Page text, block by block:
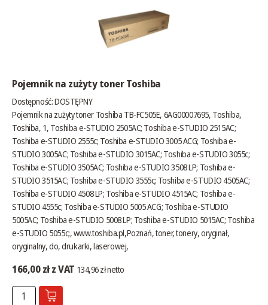
Pojemnik na zużyty toner Toshiba
Dostępność:DOSTĘPNY
Pojemnik na zużyty toner Toshiba TB-FC505E, 6AG00007695, Toshiba,
Toshiba, 1, Toshiba e-STUDIO 2505AC; Toshiba e-STUDIO 2515AC;
Toshiba e-STUDIO 2555c; Toshiba e-STUDIO 3005 ACG; Toshiba e-
STUDIO 3005AC; Toshiba e-STUDIO 3015AC; Toshiba e-STUDIO 3055c;
Toshiba e-STUDIO 3505AC; Toshiba e-STUDIO 3508 LP; Toshiba e-
STUDIO 3515AC; Toshiba e-STUDIO 3555c; Toshiba e-STUDIO 4505AC;
Toshiba e-STUDIO 4508 LP; Toshiba e-STUDIO 4515AC; Toshiba e-
STUDIO 4555c; Toshiba e-STUDIO 5005 ACG; Toshiba e-STUDIO
5005AC; Toshiba e-STUDIO 5008 LP; Toshiba e-STUDIO 5015AC; Toshiba
e-STUDIO 5055c;,www.toshiba.pl,Poznań, toner, tonery, oryginał,
oryginalny, do, drukarki, laserowej,
166,00 zł z VAT 134,96 zł netto